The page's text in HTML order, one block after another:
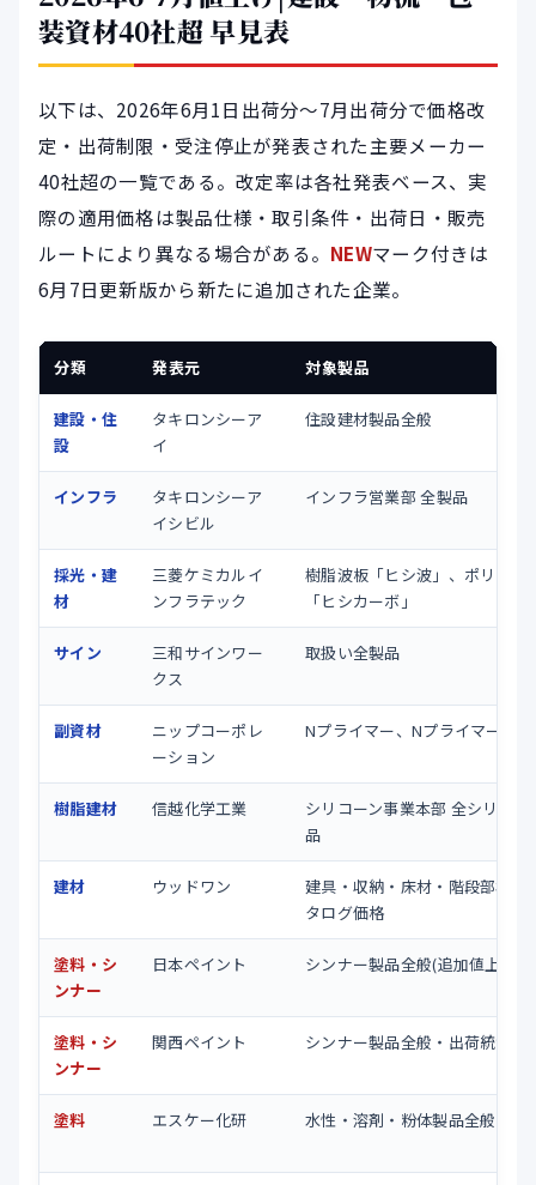
装資材40社超 早見表
以下は、2026年6月1日出荷分〜7月出荷分で価格改
定・出荷制限・受注停止が発表された主要メーカー
40社超の一覧である。改定率は各社発表ベース、実
際の適用価格は製品仕様・取引条件・出荷日・販売
ルートにより異なる場合がある。 NEWマーク付きは
6月7日更新版から新たに追加された企業。
分類 発表元 対象製品
建設・住
設
タキロンシーア
イ
住設建材製品全般
インフラ
タキロンシーア
イシビル
インフラ営業部 全製品
採光・建
材
三菱ケミカルイ
ンフラテック
樹脂波板「ヒシ波」、ポリカ平
「ヒシカーボ」
サイン
三和サインワー
クス
取扱い全製品
副資材
ニップコーポレ
ーション
Nプライマー、NプライマーGK
樹脂建材 信越化学工業
シリコーン事業本部 全シリコー
品
建材 ウッドワン
建具・収納・床材・階段部材等
タログ価格
塗料・シ
ンナー
日本ペイント シンナー製品全般(追加値上げ
塗料・シ
ンナー
関西ペイント シンナー製品全般・出荷統制
塗料 エスケー化研 水性・溶剤・粉体製品全般